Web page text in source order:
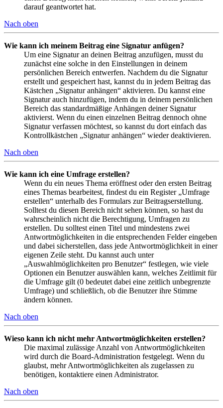
darauf geantwortet hat.
Nach oben
Wie kann ich meinem Beitrag eine Signatur anfügen?
Um eine Signatur an deinen Beitrag anzufügen, musst du
zunächst eine solche in den Einstellungen in deinem
persönlichen Bereich entwerfen. Nachdem du die Signatur
erstellt und gespeichert hast, kannst du in jedem Beitrag das
Kästchen „Signatur anhängen“ aktivieren. Du kannst eine
Signatur auch hinzufügen, indem du in deinem persönlichen
Bereich das standardmäßige Anhängen deiner Signatur
aktivierst. Wenn du einen einzelnen Beitrag dennoch ohne
Signatur verfassen möchtest, so kannst du dort einfach das
Kontrollkästchen „Signatur anhängen“ wieder deaktivieren.
Nach oben
Wie kann ich eine Umfrage erstellen?
Wenn du ein neues Thema eröffnest oder den ersten Beitrag
eines Themas bearbeitest, findest du ein Register „Umfrage
erstellen“ unterhalb des Formulars zur Beitragserstellung.
Solltest du diesen Bereich nicht sehen können, so hast du
wahrscheinlich nicht die Berechtigung, Umfragen zu
erstellen. Du solltest einen Titel und mindestens zwei
Antwortmöglichkeiten in die entsprechenden Felder eingeben
und dabei sicherstellen, dass jede Antwortmöglichkeit in einer
eigenen Zeile steht. Du kannst auch unter
„Auswahlmöglichkeiten pro Benutzer“ festlegen, wie viele
Optionen ein Benutzer auswählen kann, welches Zeitlimit für
die Umfrage gilt (0 bedeutet dabei eine zeitlich unbegrenzte
Umfrage) und schließlich, ob die Benutzer ihre Stimme
ändern können.
Nach oben
Wieso kann ich nicht mehr Antwortmöglichkeiten erstellen?
Die maximal zulässige Anzahl von Antwortmöglichkeiten
wird durch die Board-Administration festgelegt. Wenn du
glaubst, mehr Antwortmöglichkeiten als zugelassen zu
benötigen, kontaktiere einen Administrator.
Nach oben